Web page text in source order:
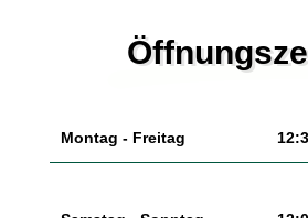
Montag - Freitag